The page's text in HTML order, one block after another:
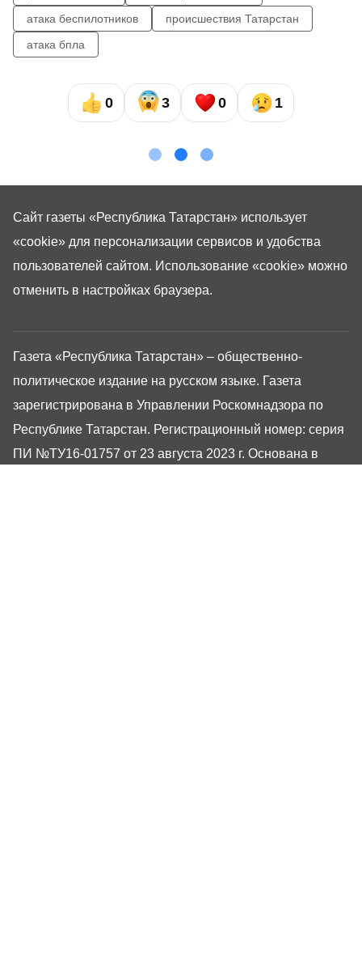
атака беспилотников
происшествия Татарстан
атака бпла
0 3 0 1
Газета «Республика Татарстан» – общественно-
политическое издание на русском языке. Газета
зарегистрирована в Управлении Роскомнадзора по
Республике Татарстан. Регистрационный номер: серия
ПИ №ТУ16-01757 от 23 августа 2023 г. Основана в
Сайт газеты «Республика Татарстан» использует
«cookie» для персонализации сервисов и удобства
пользователей сайтом. Использование «cookie» можно
отменить в настройках браузера.